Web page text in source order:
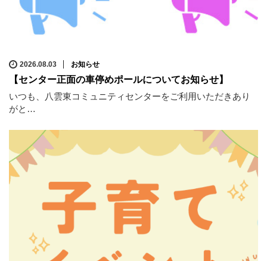
2026.08.03 お知らせ
【センター正面の車停めポールについてお知らせ】
いつも、八雲東コミュニティセンターをご利用いただきあり
がと…